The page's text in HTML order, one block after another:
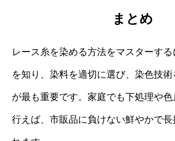
まとめ
レース糸を染める方法をマスターす
を知り、染料を適切に選び、染色技
が最も重要です。家庭でも下処理や色
行えば、市販品に負けない鮮やかで